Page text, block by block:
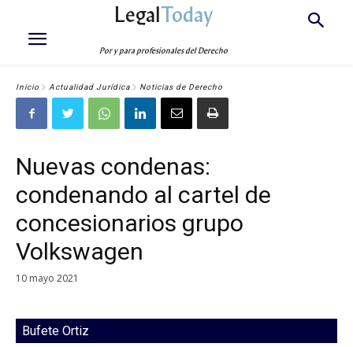
LegalToday
Por y para profesionales del Derecho
Inicio Actualidad Jurídica Noticias de Derecho
Nuevas condenas:
condenando al cartel de
concesionarios grupo
Volkswagen
10 mayo 2021
Bufete Ortiz